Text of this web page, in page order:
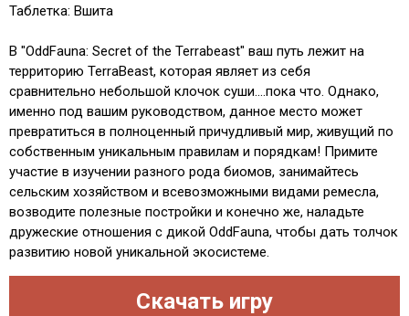
Таблетка: Вшита
В "OddFauna: Secret of the Terrabeast" ваш путь лежит на
территорию TerraBeast, которая являет из себя
сравнительно небольшой клочок суши....пока что. Однако,
именно под вашим руководством, данное место может
превратиться в полноценный причудливый мир, живущий по
собственным уникальным правилам и порядкам! Примите
участие в изучении разного рода биомов, занимайтесь
сельским хозяйством и всевозможными видами ремесла,
возводите полезные постройки и конечно же, наладьте
дружеские отношения с дикой OddFauna, чтобы дать толчок
развитию новой уникальной экосистеме.
Скачать игру